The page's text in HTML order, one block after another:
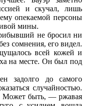
и скучал, лишь
опекаемой персоны
мины.
не бросил ни
сомнения, его видел.
всей кожей и
на месте. Он был под
задолго до самого
случайностью.
Может быть, — ржавая